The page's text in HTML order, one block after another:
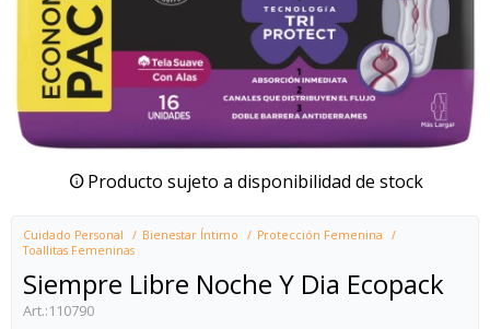
Producto sujeto a disponibilidad de stock
Cuidado Personal Bienestar Íntimo
Protección Femenina
Toallitas Femeninas
Siempre Libre Noche Y Dia Ecopack
110790